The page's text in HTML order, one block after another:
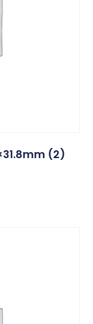
(2)